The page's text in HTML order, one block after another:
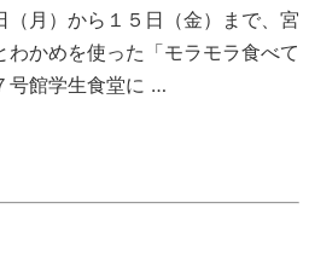
（月）から１５日（金）まで、宮
かめを使った「モラモラ食べて
号館学生食堂に …